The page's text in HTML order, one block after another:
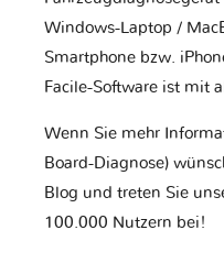
Windows-Laptop /
Smartphone bzw.
Facile-Software ist mit
Wenn Sie mehr
Board-Diagnose)
Blog und treten Sie
100.000 Nutzern bei!